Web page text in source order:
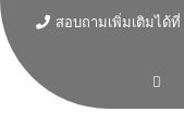
สอบถามเพิ่มเติมไ